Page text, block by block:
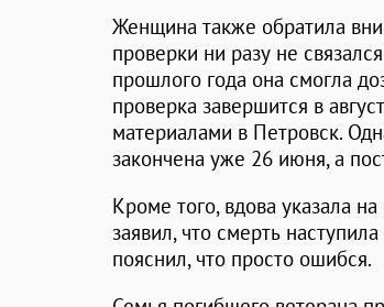
Женщина также обратила
проверки ни разу не
прошлого года она смогла
проверка завершится в
материалами в Петровск.
закончена уже 26 июня, а
Кроме того, вдова указала
заявил, что смерть
пояснил, что просто ошибся.